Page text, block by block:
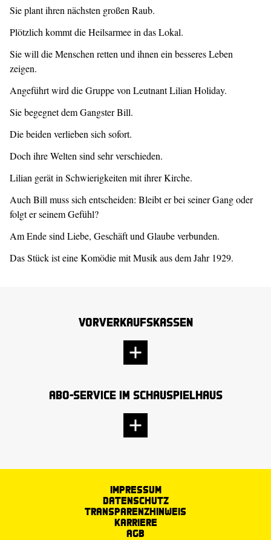
Sie plant ihren nächsten großen Raub.
Plötzlich kommt die Heilsarmee in das Lokal.
Sie will die Menschen retten und ihnen ein besseres Leben
zeigen.
Angeführt wird die Gruppe von Leutnant Lilian Holiday.
Sie begegnet dem Gangster Bill.
Die beiden verlieben sich sofort.
Doch ihre Welten sind sehr verschieden.
Lilian gerät in Schwierigkeiten mit ihrer Kirche.
Auch Bill muss sich entscheiden: Bleibt er bei seiner Gang oder
folgt er seinem Gefühl?
Am Ende sind Liebe, Geschäft und Glaube verbunden.
Das Stück ist eine Komödie mit Musik aus dem Jahr 1929.
Vorverkaufskassen
Abo-Service im Schauspielhaus
Impressum
Datenschutz
Transparenzhinweis
Karriere
AGB